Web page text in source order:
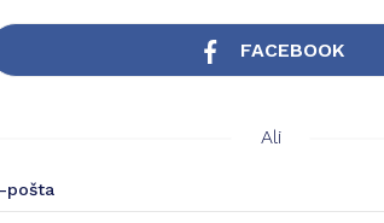
FACEBOOK
Ali
pošta